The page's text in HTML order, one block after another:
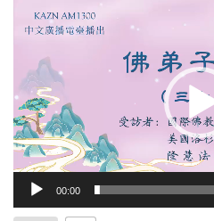
频
放
器
00:00